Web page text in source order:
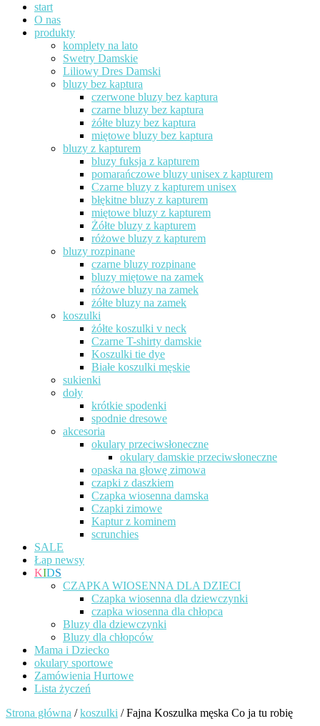
start
O nas
produkty
komplety na lato
Swetry Damskie
Liliowy Dres Damski
bluzy bez kaptura
czerwone bluzy bez kaptura
czarne bluzy bez kaptura
żółte bluzy bez kaptura
miętowe bluzy bez kaptura
bluzy z kapturem
bluzy fuksja z kapturem
pomarańczowe bluzy unisex z kapturem
Czarne bluzy z kapturem unisex
błękitne bluzy z kapturem
miętowe bluzy z kapturem
Żółte bluzy z kapturem
różowe bluzy z kapturem
bluzy rozpinane
czarne bluzy rozpinane
bluzy miętowe na zamek
różowe bluzy na zamek
żółte bluzy na zamek
koszulki
żółte koszulki v neck
Czarne T-shirty damskie
Koszulki tie dye
Białe koszulki męskie
sukienki
doły
krótkie spodenki
spodnie dresowe
akcesoria
okulary przeciwsłoneczne
okulary damskie przeciwsłoneczne
opaska na głowę zimowa
czapki z daszkiem
Czapka wiosenna damska
Czapki zimowe
Kaptur z kominem
scrunchies
SALE
Łap newsy
KIDS
CZAPKA WIOSENNA DLA DZIECI
Czapka wiosenna dla dziewczynki
czapka wiosenna dla chłopca
Bluzy dla dziewczynki
Bluzy dla chłopców
Mama i Dziecko
okulary sportowe
Zamówienia Hurtowe
Lista życzeń
Strona główna /koszulki / Fajna Koszulka męska Co ja tu robię